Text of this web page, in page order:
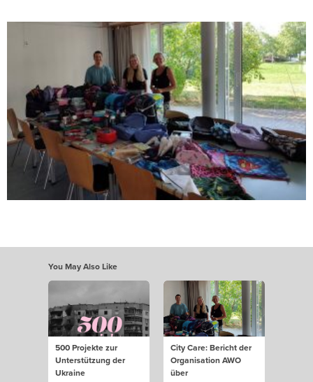
You May Also Like
500 Projekte zur
Unterstützung der
Ukraine
City Care: Bericht der
Organisation AWO
über